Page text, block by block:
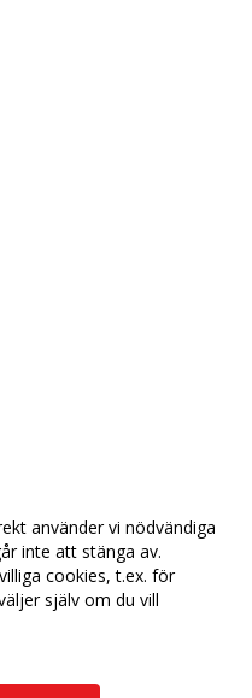
använder vi nödvändiga
inte att stänga av.
cookies, t.ex. för
själv om du vill